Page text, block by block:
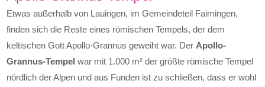
Etwas außerhalb von Lauingen, im Gemeindeteil Faimingen,
finden sich die Reste eines römischen Tempels, der dem
keltischen Gott Apollo-Grannus geweiht war. Der Apollo-
Grannus-Tempel war mit 1.000 m² der größte römische Tempel
nördlich der Alpen und aus Funden ist zu schließen, dass er wohl